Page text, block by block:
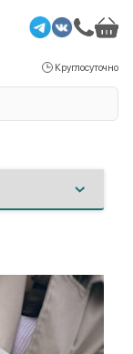
Круглосуточно